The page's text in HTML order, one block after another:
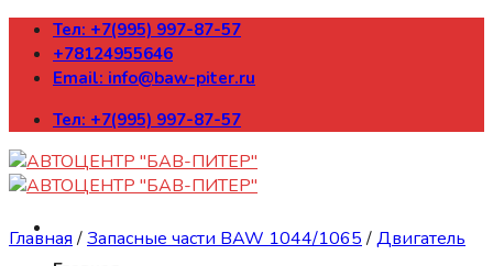
Skip
content
Тел: +7(995) 997-87-57
+78124955646
Email: info@baw-piter.ru
Тел: +7(995) 997-87-57
Главная /Запасные части BAW 1044/1065 /Двигатель